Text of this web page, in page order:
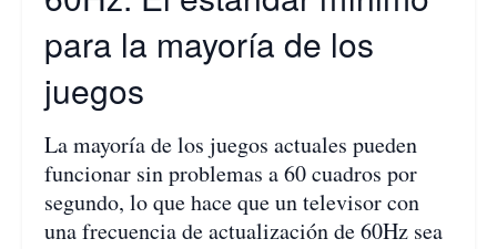
para la mayoría de los
juegos
La mayoría de los juegos actuales pueden
funcionar sin problemas a 60 cuadros por
segundo, lo que hace que un televisor con
una frecuencia de actualización de 60Hz sea